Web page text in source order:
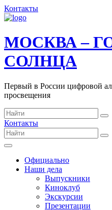
Контакты
МОСКВА –
СОЛНЦА
Первый в России цифровой
просвещения
Контакты
Официально
Наши дела
Выпускники
Киноклуб
Экскурсии
Презентации